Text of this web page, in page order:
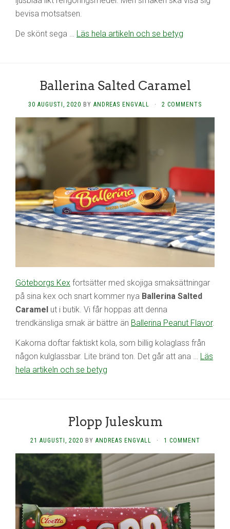
bevisa motsatsen.
De skönt sega … Läs hela artikeln och se betyg
Ballerina Salted Caramel
30 AUGUSTI, 2020 BY ANDREAS ENGVALL · 2 COMMENTS
Göteborgs Kex fortsätter med skojiga smaksättningar
på sina kex och snart kommer nya Ballerina Salted
Caramel ut i butik. Vi får hoppas att denna
trendkänsliga smak är bättre än Ballerina Peanut Flavor.
Kakorna doftar faktiskt kola, som billig kolaglass från
någon kulglassbar. Lite bränd ton. Det går att ana … Läs
hela artikeln och se betyg
Plopp Juleskum
21 AUGUSTI, 2020 BY ANDREAS ENGVALL · 1 COMMENT